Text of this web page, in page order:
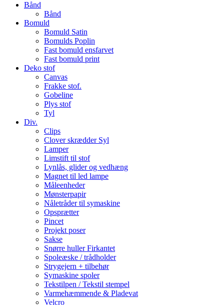
Bånd
Bånd
Bomuld
Bomuld Satin
Bomulds Poplin
Fast bomuld ensfarvet
Fast bomuld print
Deko stof
Canvas
Frakke stof.
Gobeline
Plys stof
Tyl
Div.
Clips
Clover skrædder Syl
Lamper
Limstift til stof
Lynlås, glider og vedhæng
Magnet til led lampe
Måleenheder
Mønsterpapir
Nåletråder til symaskine
Opsprætter
Pincet
Projekt poser
Sakse
Snørre huller Firkantet
Spoleæske / trådholder
Strygejern + tilbehør
Symaskine spoler
Tekstilpen / Tekstil stempel
Varmehæmmende & Pladevat
Velcro